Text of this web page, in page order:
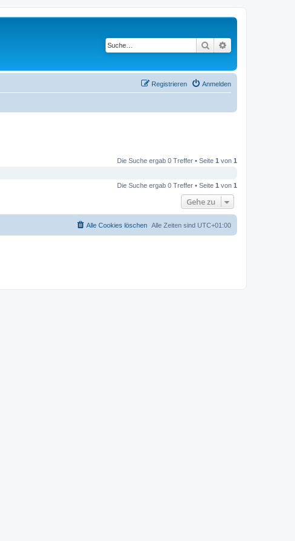
Suche
Anmelden
Registrieren
Die Suche ergab 0 Treffer • Seite 1 von 1
Die Suche ergab 0 Treffer • Seite 1 von 1
Gehe zu
Alle Zeiten sind UTC+01:00
Alle Cookies löschen